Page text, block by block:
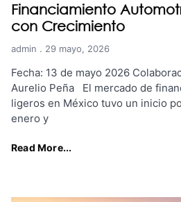
Financiamiento
con Crecimiento
admin 29 mayo, 2026
Fecha: 13 de mayo 2026
Aurelio Peña El mercado de
ligeros en México tuvo un inicio
enero y
Read More...